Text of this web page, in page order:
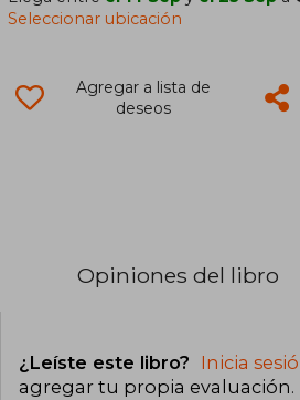
Seleccionar ubicación
Agregar a lista de
deseos
Opiniones del libro
¿Leíste este libro? Inicia
agregar tu propia evaluación.